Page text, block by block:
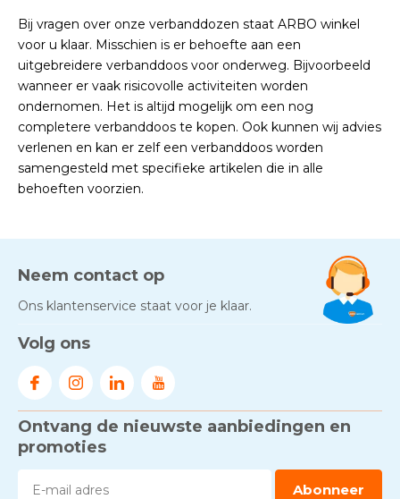
Bij vragen over onze verbanddozen staat ARBO winkel
voor u klaar. Misschien is er behoefte aan een
uitgebreidere verbanddoos voor onderweg. Bijvoorbeeld
wanneer er vaak risicovolle activiteiten worden
ondernomen. Het is altijd mogelijk om een nog
completere verbanddoos te kopen. Ook kunnen wij advies
verlenen en kan er zelf een verbanddoos worden
samengesteld met specifieke artikelen die in alle
behoeften voorzien.
Neem contact op
Ons klantenservice staat voor je klaar.
Volg ons
Ontvang de nieuwste aanbiedingen en
promoties
Abonneer